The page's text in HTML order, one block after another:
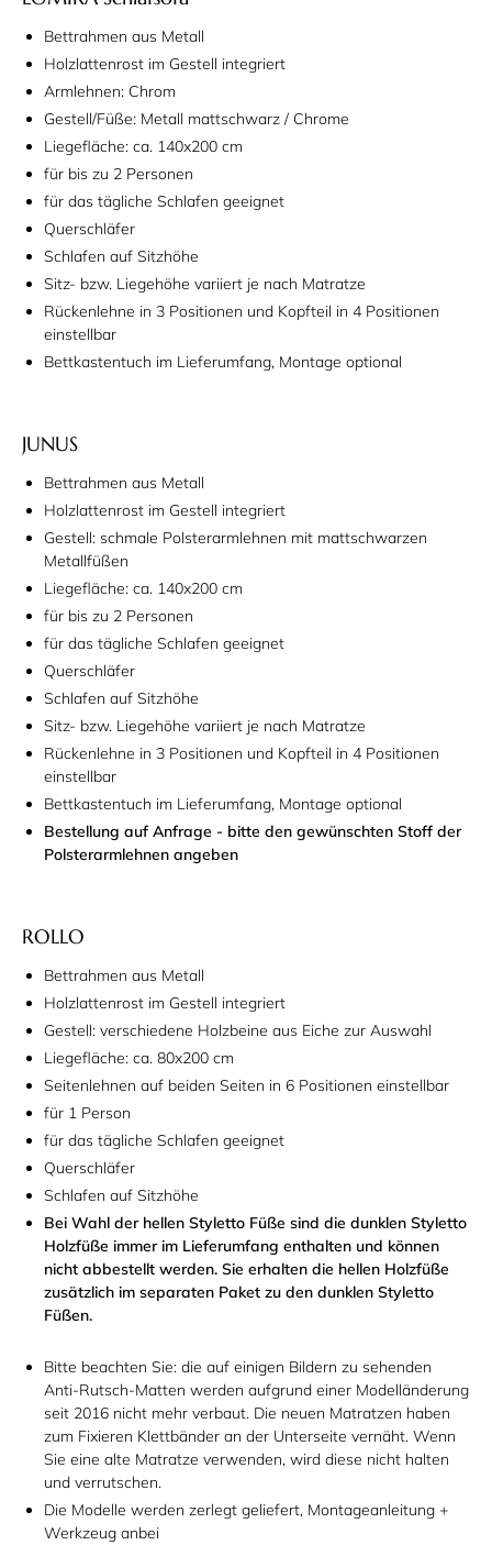
Bettrahmen aus Metall
Holzlattenrost im Gestell integriert
Armlehnen: Chrom
Gestell/Füße: Metall mattschwarz / Chrome
Liegefläche: ca. 140x200 cm
für bis zu 2 Personen
für das tägliche Schlafen geeignet
Querschläfer
Schlafen auf Sitzhöhe
Sitz- bzw. Liegehöhe variiert je nach Matratze
Rückenlehne in 3 Positionen und Kopfteil in 4 Positionen
einstellbar
Bettkastentuch im Lieferumfang, Montage optional
JUNUS
Bettrahmen aus Metall
Holzlattenrost im Gestell integriert
Gestell: schmale Polsterarmlehnen mit mattschwarzen
Metallfüßen
Liegefläche: ca. 140x200 cm
für bis zu 2 Personen
für das tägliche Schlafen geeignet
Querschläfer
Schlafen auf Sitzhöhe
Sitz- bzw. Liegehöhe variiert je nach Matratze
Rückenlehne in 3 Positionen und Kopfteil in 4 Positionen
einstellbar
Bettkastentuch im Lieferumfang, Montage optional
Bestellung auf Anfrage - bitte den gewünschten Stoff der
Polsterarmlehnen angeben
ROLLO
Bettrahmen aus Metall
Holzlattenrost im Gestell integriert
Gestell: verschiedene Holzbeine aus Eiche zur Auswahl
Liegefläche: ca. 80x200 cm
Seitenlehnen auf beiden Seiten in 6 Positionen einstellbar
für 1 Person
für das tägliche Schlafen geeignet
Querschläfer
Schlafen auf Sitzhöhe
Bei Wahl der hellen Styletto Füße sind die dunklen Styletto
Holzfüße immer im Lieferumfang enthalten und können
nicht abbestellt werden. Sie erhalten die hellen Holzfüße
zusätzlich im separaten Paket zu den dunklen Styletto
Füßen.
Bitte beachten Sie: die auf einigen Bildern zu sehenden
Anti-Rutsch-Matten werden aufgrund einer Modelländerung
seit 2016 nicht mehr verbaut. Die neuen Matratzen haben
zum Fixieren Klettbänder an der Unterseite vernäht. Wenn
Sie eine alte Matratze verwenden, wird diese nicht halten
und verrutschen.
Die Modelle werden zerlegt geliefert, Montageanleitung +
Werkzeug anbei